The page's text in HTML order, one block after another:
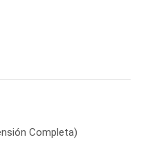
Completa)